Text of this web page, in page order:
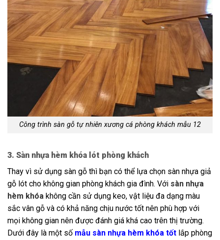
Công trình sàn gỗ tự nhiên xương cá phòng khách mẫu 12
3. Sàn nhựa hèm khóa lót phòng khách
Thay vì sử dụng sàn gỗ thì bạn có thể lựa chọn sàn nhựa giả
gỗ lót cho không gian phòng khách gia đình. Với sàn nhựa
hèm khóa không cần sử dụng keo, vật liệu đa dạng màu
sắc vân gỗ và có khả năng chịu nước tốt nên phù hợp với
mọi không gian nên được đánh giá khá cao trên thị trường.
Dưới đây là một số mẫu sàn nhựa hèm khóa tốt lắp phòng